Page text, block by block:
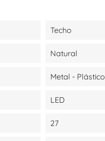
Techo
Natural
Metal - Plástico
LED
27